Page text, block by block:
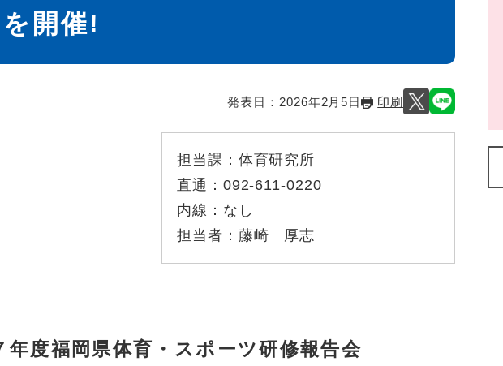
開催!
発表日： 2026年2月5日 印刷
担当課： 体育研究所
直通： 092-611-0220
内線： なし
担当者： 藤崎 厚志
年度福岡県体育・スポーツ研修報告会